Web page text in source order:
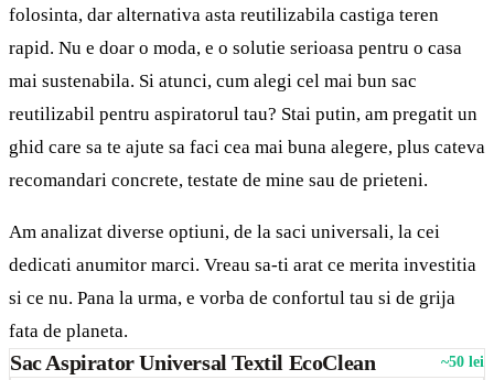
folosinta, dar alternativa asta reutilizabila castiga teren
rapid. Nu e doar o moda, e o solutie serioasa pentru o casa
mai sustenabila. Si atunci, cum alegi cel mai bun sac
reutilizabil pentru aspiratorul tau? Stai putin, am pregatit un
ghid care sa te ajute sa faci cea mai buna alegere, plus cateva
recomandari concrete, testate de mine sau de prieteni.
Am analizat diverse optiuni, de la saci universali, la cei
dedicati anumitor marci. Vreau sa-ti arat ce merita investitia
si ce nu. Pana la urma, e vorba de confortul tau si de grija
fata de planeta.
Sac Aspirator Universal Textil EcoClean ~50 lei